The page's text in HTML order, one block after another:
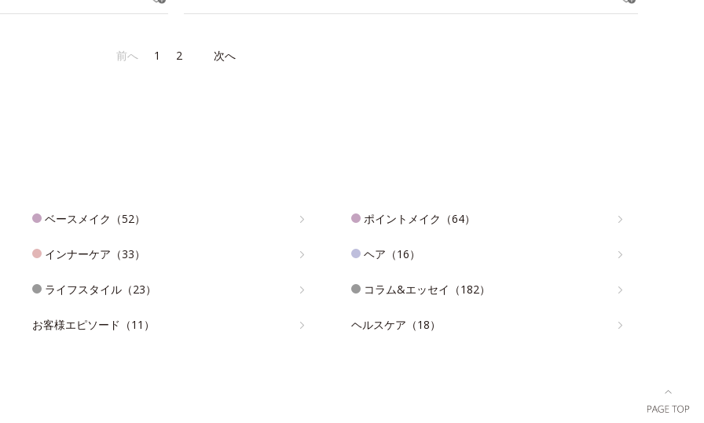
前へ 1 2 次へ
ベースメイク（52） ポイントメイク（64）
インナーケア（33） ヘア（16）
ライフスタイル（23） コラム&エッセイ（182）
お客様エピソード（11） ヘルスケア（18）